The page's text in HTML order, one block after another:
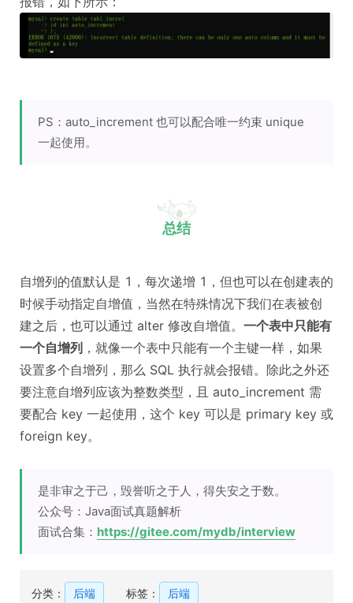
PS：auto_increment 也可以配合唯一约束 unique
一起使用。
总结
自增列的值默认是 1，每次递增 1，但也可以在创建表的
时候手动指定自增值，当然在特殊情况下我们在表被创
建之后，也可以通过 alter 修改自增值。 一个表中只能有
一个自增列 ，就像一个表中只能有一个主键一样，如果
设置多个自增列，那么 SQL 执行就会报错。除此之外还
要注意自增列应该为整数类型，且 auto_increment 需
要配合 key 一起使用，这个 key 可以是 primary key 或
foreign key。
是非审之于己，毁誉听之于人，得失安之于数。
公众号：Java面试真题解析
面试合集： https://gitee.com/mydb/interview
分类： 后端 标签： 后端